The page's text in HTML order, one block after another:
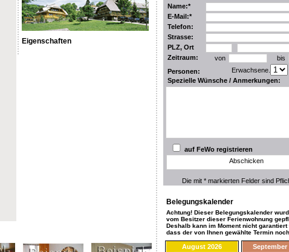
Eigenschaften
Name:*
E-Mail:*
Telefon:
Strasse:
PLZ, Ort
Zeitraum:
von
bis
Personen:
Erwachsene.
Spezielle Wünsche / Anmerkungen:
auf FeWo registrieren
Abschicken
Die mit * markierten Felder sind
Belegungskalender
Achtung! Dieser Belegungskalender
vom Besitzer dieser Ferienwohnung
Deshalb kann im Moment nicht garantiert
dass der von Ihnen gewählte Termin
August 2026 September